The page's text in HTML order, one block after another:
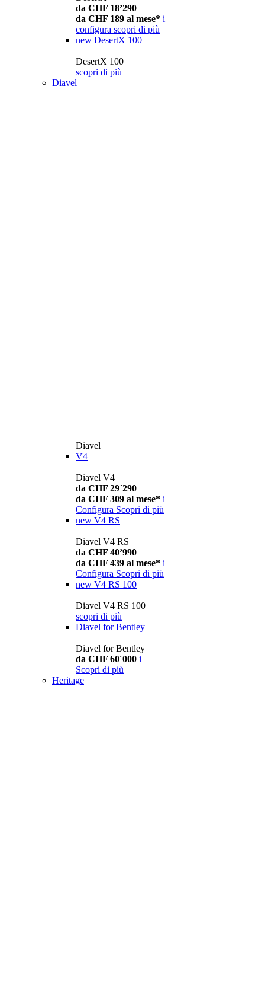
da CHF 18’290
da CHF 189 al mese* i
configura scopri di più
new DesertX 100
DesertX 100
scopri di più
Diavel
Diavel
V4
Diavel V4
da CHF 29´290
da CHF 309 al mese* i
Configura Scopri di più
new V4 RS
Diavel V4 RS
da CHF 40’990
da CHF 439 al mese* i
Configura Scopri di più
new V4 RS 100
Diavel V4 RS 100
scopri di più
Diavel for Bentley
Diavel for Bentley
da CHF 60´000 i
Scopri di più
Heritage